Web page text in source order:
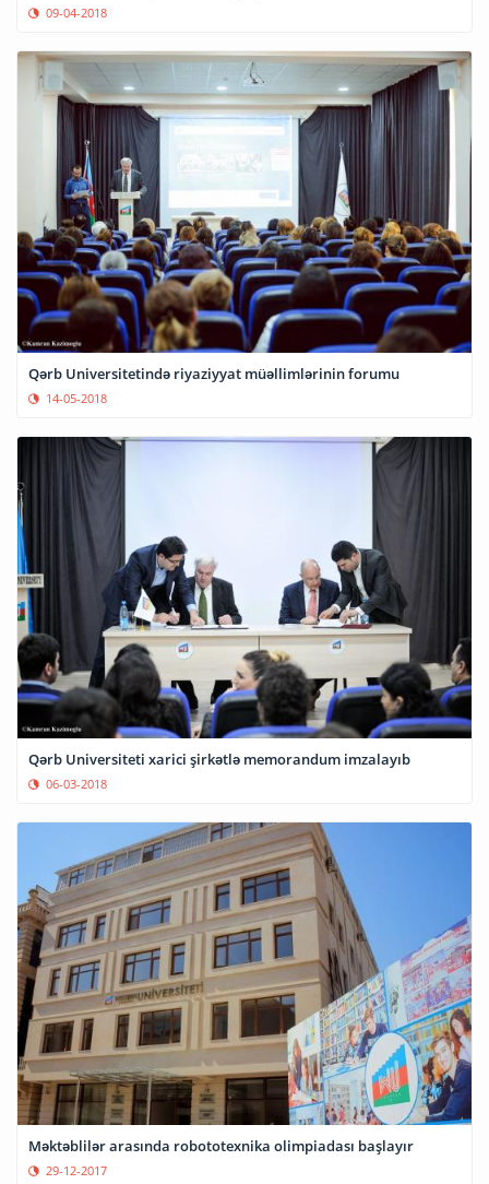
09-04-2018
Qərb Universitetində riyaziyyat müəllimlərinin forumu
14-05-2018
Qərb Universiteti xarici şirkətlə memorandum imzalayıb
06-03-2018
Məktəblilər arasında robototexnika olimpiadası başlayır
29-12-2017